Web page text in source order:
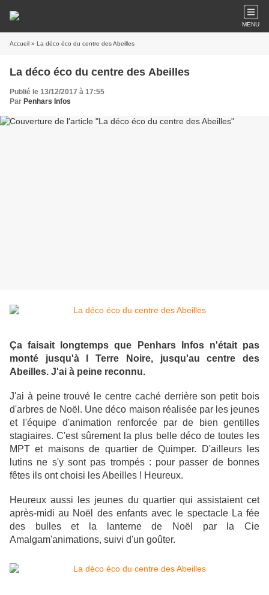
MENU
Accueil » La déco éco du centre des Abeilles
La déco éco du centre des Abeilles
Publié le 13/12/2017 à 17:55
Par Penhars Infos
Ça faisait longtemps que Penhars Infos n'était pas
monté jusqu'à l Terre Noire, jusqu'au centre des
Abeilles. J'ai à peine reconnu.
J'ai à peine trouvé le centre caché derrière son petit bois
d'arbres de Noël. Une déco maison réalisée par les jeunes
et l'équipe d'animation renforcée par de bien gentilles
stagiaires. C'est sûrement la plus belle déco de toutes les
MPT et maisons de quartier de Quimper. D'ailleurs les
lutins ne s'y sont pas trompés : pour passer de bonnes
fêtes ils ont choisi les Abeilles ! Heureux.
Heureux aussi les jeunes du quartier qui assistaient cet
après-midi au Noël des enfants avec le spectacle La fée
des bulles et la lanterne de Noël par la Cie
Amalgam'animations, suivi d'un goûter.